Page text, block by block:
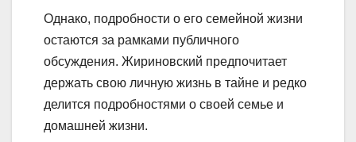
Однако, подробности о его семейной жизни
остаются за рамками публичного
обсуждения. Жириновский предпочитает
держать свою личную жизнь в тайне и редко
делится подробностями о своей семье и
домашней жизни.